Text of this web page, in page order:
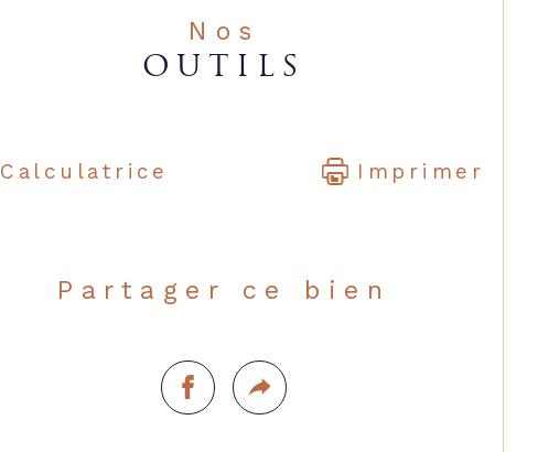
Nos
OUTILS
Calculatrice Imprimer
Partager ce bien